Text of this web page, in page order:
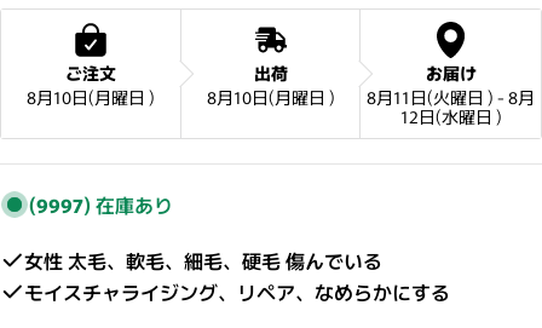
ご注文
8月10日(月曜日 )
出荷
8月10日(月曜日 )
お届け
8月11日(火曜日 ) - 8月
12日(水曜日 )
(9997)在庫あり
女性 太毛、軟毛、細毛、硬毛 傷んでいる
モイスチャライジング、リペア、なめらかにする